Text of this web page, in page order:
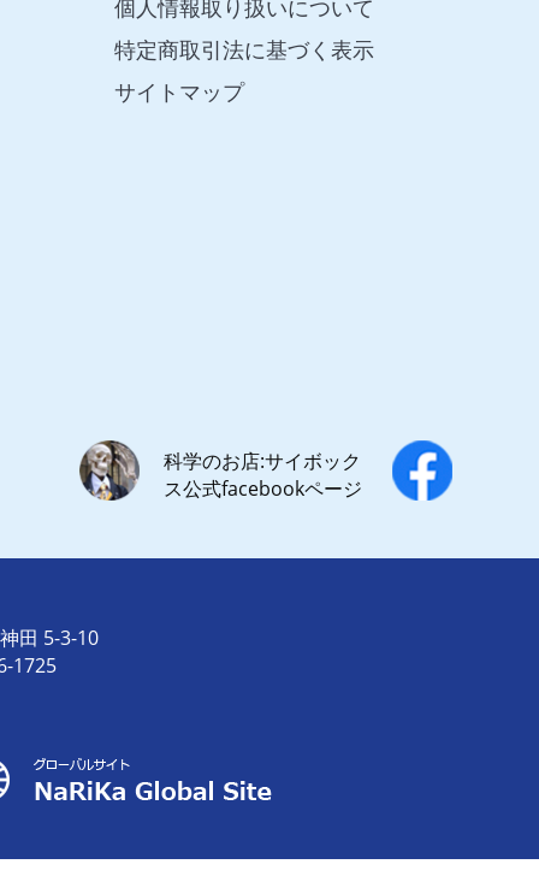
個人情報取り扱いについて
特定商取引法に基づく表示
サイトマップ
科学のお店:サイボック
ス公式facebookページ
田 5-3-10
1725